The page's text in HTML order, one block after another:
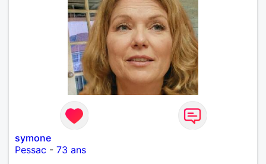
symone
Pessac - 73 ans